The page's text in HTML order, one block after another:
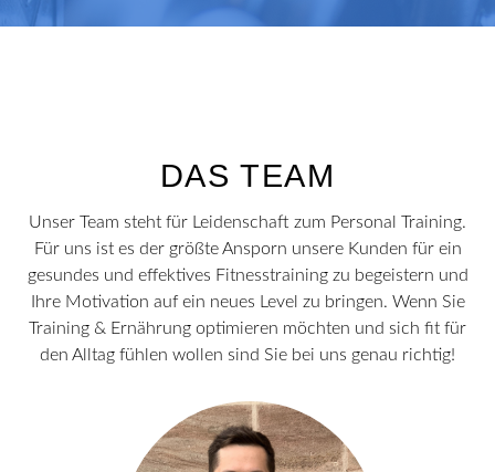
DAS TEAM
Unser Team steht für Leidenschaft zum Personal Training.
Für uns ist es der größte Ansporn unsere Kunden für ein
gesundes und effektives Fitnesstraining zu begeistern und
Ihre Motivation auf ein neues Level zu bringen. Wenn Sie
Training & Ernährung optimieren möchten und sich fit für
den Alltag fühlen wollen sind Sie bei uns genau richtig!